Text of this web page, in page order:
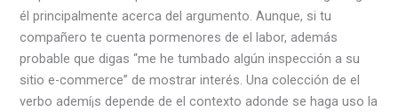
él principalmente acerca del argumento. Aunque, si tu
compañero te cuenta pormenores de el labor, además
probable que digas “me he tumbado algún inspección a su
sitio e-commerce” de mostrar interés. Una colección de el
verbo ademí¡s depende de el contexto adonde se haga uso la